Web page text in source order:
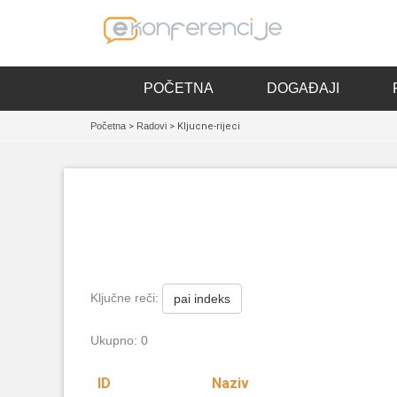
POČETNA DOGAĐAJI
Početna > Radovi > Kljucne-rijeci
Ključne reči: pai indeks
Ukupno: 0
ID Naziv